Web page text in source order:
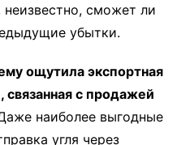
неизвестно, сможет ли
убытки.
ощутила экспортная
с продажей
наиболее выгодные
угля через